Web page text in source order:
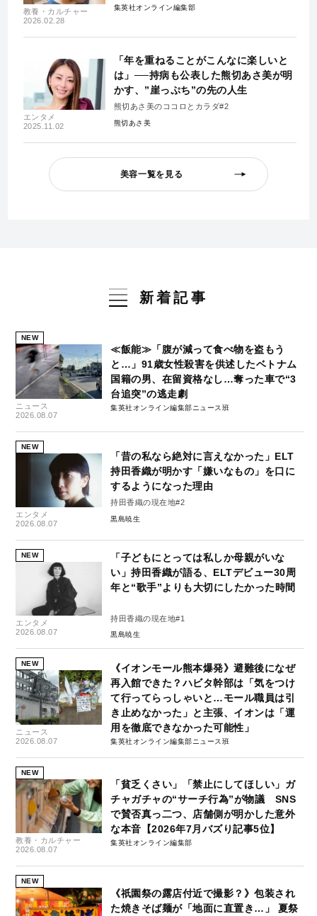
教養・カルチャー
2026.02.28
集英社オンライン編集部
エンタメ
2025.11.02
「年を重ねることがこんなに楽しいと
は」──持病も公表した熊切あさ美が明
かす、”崖っぷち”の先の人生
熊切あさ美のココロとカラダ#2
熊切あさ美
美容一覧を見る
新着記事
NEW
ニュース
2026.08.07
≪飯能≫「腹が減って食べ物を盗もう
と…」91歳女性殺害を供述したベトナム
国籍の男、在留資格なし…奪った車で“3
台追突”の逃走劇
集英社オンライン編集部ニュース班
NEW
エンタメ
2026.08.07
「昔の私なら絶対に言えなかった」ELT
持田香織が明かす「嫌いなもの」を口に
するようになった理由
持田香織の現在地#2
黒島暁生
NEW
エンタメ
2026.08.07
「子どもにとっては私しか母親がいな
い」持田香織が語る、ELTデビュー30周
年と“歌手”よりも大切にしたかった時間
持田香織の現在地#1
黒島暁生
NEW
ニュース
2026.08.07
《イオンモール熊本爆発》避難後になぜ
再入館できた？ハビタ幹部は「気をつけ
て行ってらっしゃいと…モール職員は引
き止めなかった」と主張、イオンは「運
用を徹底できなかった可能性」
集英社オンライン編集部ニュース班
NEW
教養・カルチャー
2026.08.07
「貧乏くさい」「禁止にしてほしい」ガ
チャガチャの“サーチ行為”が物議 SNS
で賛否真っ二つ、店舗側が明かした意外
な本音【2026年7月バズり記事5位】
集英社オンライン編集部
NEW
《祇園祭の露店付近で撮影？》包装され
た焼きそば麺が「地面に直置き…」 夏祭